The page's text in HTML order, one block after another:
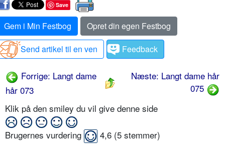
Save
Gem i Min Festbog
Opret din egen Festbog
Send artikel til en ven
Feedback
Forrige: Langt dame
hår 073
Næste: Langt dame hår
075
Klik på den smiley du vil give denne side
Brugernes vurdering 4,6 (5 stemmer)